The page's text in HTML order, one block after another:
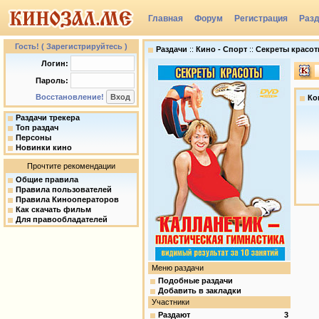
Главная Форум Регистрация
Группы
Гость! ( Зарегистрируйтесь )
Логин:
Пароль:
Восстановление!
Раздачи трекера
Топ раздач
Персоны
Новинки кино
Прочтите рекомендации
Общие правила
Правила пользователей
Правила Кинооператоров
Как скачать фильм
Для правообладателей
Раздачи :: Кино - Спорт :: Секреты
Меню раздачи
Подобные раздачи
Добавить в закладки
Участники
Раздают
3